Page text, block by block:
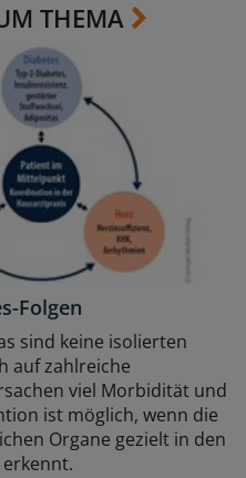
THEMA
Folgen
sind keine isolierten
auf zahlreiche
viel Morbidität und
ist möglich, wenn die
Organe gezielt in den